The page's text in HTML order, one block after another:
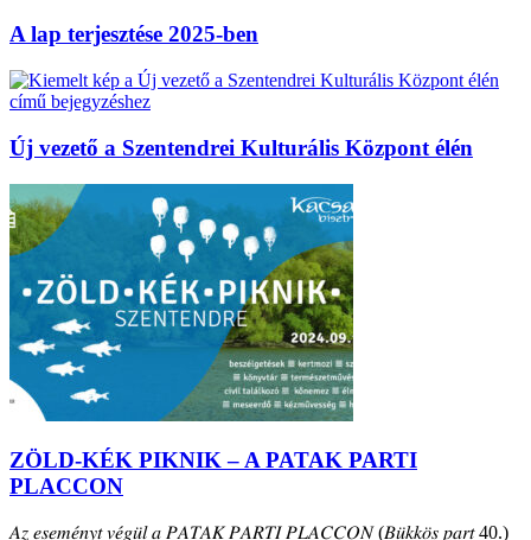
A lap terjesztése 2025-ben
Új vezető a Szentendrei Kulturális Központ élén
ZÖLD-KÉK PIKNIK – A PATAK PARTI
PLACCON
𝐴𝑧 𝑒𝑠𝑒𝑚𝑒́𝑛𝑦𝑡 𝑣𝑒́𝑔𝑢̈𝑙 𝑎 𝑃𝐴𝑇𝐴𝐾 𝑃𝐴𝑅𝑇𝐼 𝑃𝐿𝐴𝐶𝐶𝑂𝑁 (𝐵𝑢̈𝑘𝑘𝑜̈𝑠 𝑝𝑎𝑟𝑡 40.)